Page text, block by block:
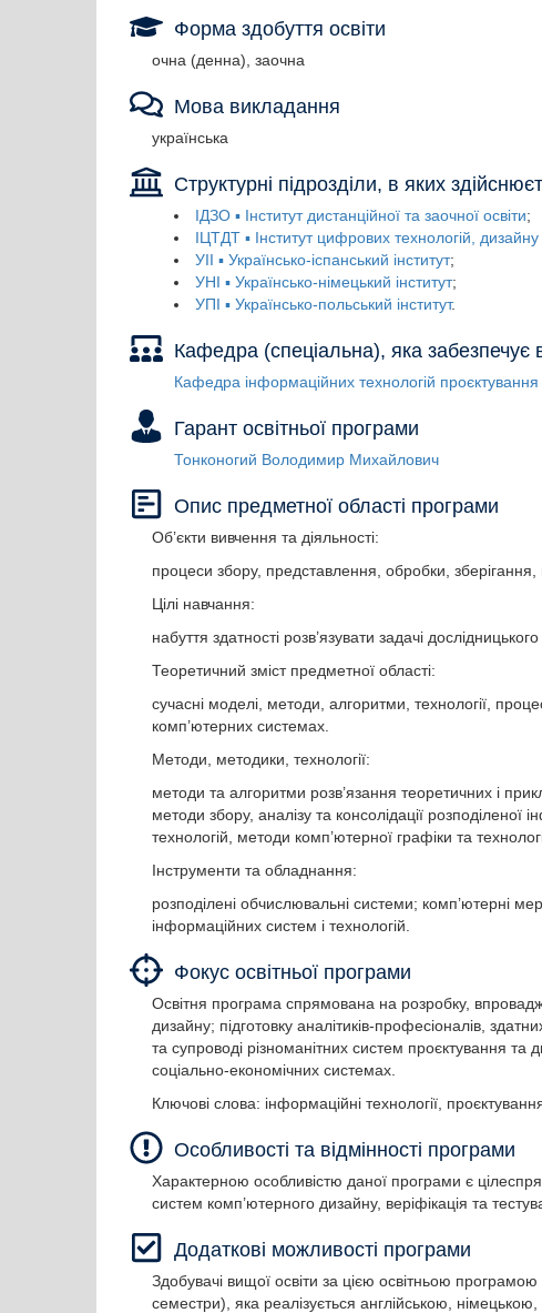
Форма здобуття освіти
очна (денна), заочна
Мова викладання
українська
Структурні підрозділи, в яких
ІДЗО ▪ Інститут дистанційної та заочної освіти
ІЦТДТ ▪ Інститут цифрових технологій,
УІІ ▪ Українсько-іспанський інститут
УНІ ▪ Українсько-німецький інститут
УПІ ▪ Українсько-польський інститут
Кафедра (спеціальна), яка забезпечує
Кафедра інформаційних технологій проєктування
Гарант освітньої програми
Тонконогий Володимир Михайлович
Опис предметної області програми
Об’єкти вивчення та діяльності:
процеси збору, представлення, обробки,
Цілі навчання:
набуття здатності розв’язувати задачі
Теоретичний зміст предметної області:
сучасні моделі, методи, алгоритми, технології,
комп’ютерних системах.
Методи, методики, технології:
методи та алгоритми розв’язання теоретичних і
методи збору, аналізу та консолідації
технологій, методи комп’ютерної графіки та
Інструменти та обладнання:
розподілені обчислювальні системи; комп’ютерні
інформаційних систем і технологій.
Фокус освітньої програми
Освітня програма спрямована на розробку,
дизайну; підготовку аналітиків-професіоналів,
та супроводі різноманітних систем проєктування та
соціально-економічних системах.
Ключові слова: інформаційні технології,
Особливості та відмінності програми
Характерною особливістю даної програми є
систем комп’ютерного дизайну, веріфікація та
Додаткові можливості програми
Здобувачі вищої освіти за цією освітньою
семестри), яка реалізується англійською,